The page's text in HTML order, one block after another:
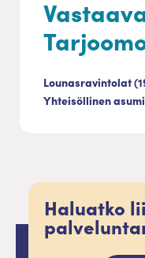
Lounasravintolat
Yhteisöllinen
Haluatko